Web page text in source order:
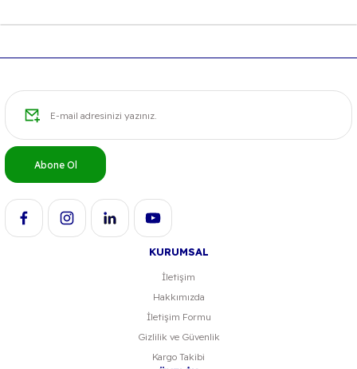
Ürün bilgilerinde hatalar bulunuyor.
Ürün fiyatı diğer sitelerden daha pahalı.
Gönder
Abone Ol
KURUMSAL
İletişim
Hakkımızda
İletişim Formu
Gizlilik ve Güvenlik
Kargo Takibi